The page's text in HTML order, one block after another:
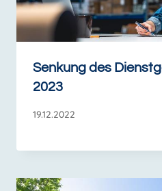
Senkung des
2023
19.12.2022